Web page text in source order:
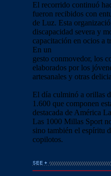
El recorrido continuó
fueron recibidos con
de Luz. Esta
discapacidad severa y
capacitación en ocios a
En un
gesto conmovedor, los
elaborados por los
artesanales y otras
El día culminó a orillas
1.600 que componen
destacada de América
Las 1000 Millas Sport
sino también el espíritu
copilotos.